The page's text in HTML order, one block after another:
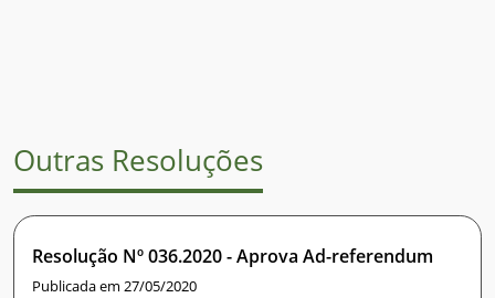
Outras Resoluções
Resolução Nº 036.2020 - Aprova Ad-referendum
Publicada em 27/05/2020